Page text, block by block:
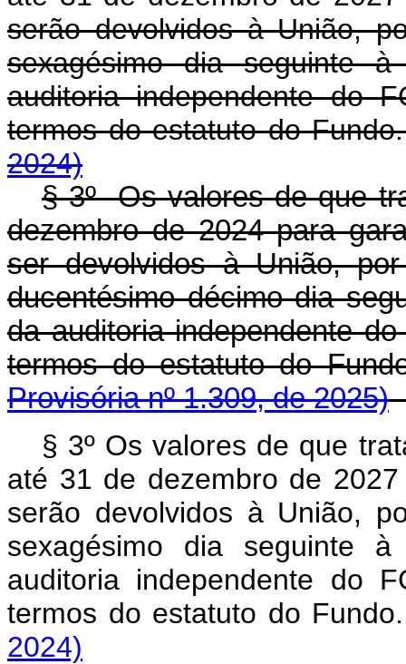
serão devolvidos à União,
sexagésimo dia seguinte
auditoria independente do
termos do estatuto do
2024)
§ 3º Os valores de que
dezembro de 2024 para
ser devolvidos à União,
ducentésimo décimo dia
da auditoria independente
termos do estatuto do
Provisória nº 1.309, de 2025)
§ 3º Os valores de que
até 31 de dezembro de
serão devolvidos à União,
sexagésimo dia seguinte
auditoria independente do
termos do estatuto do
2024)